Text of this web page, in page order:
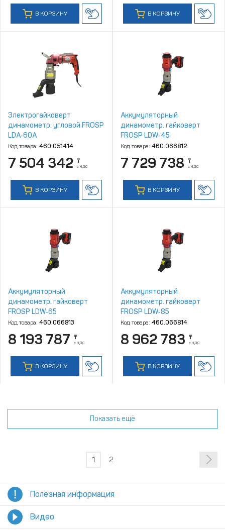
В КОРЗИНУ В КОРЗИНУ
Электрогайковерт
динамометр. угловой FROSP
LDA‑60A
Код товара: 460.051414
7 504 342 ₸
с НДС
В КОРЗИНУ
Аккумуляторный
динамометр. гайковерт
FROSP LDW‑45
Код товара: 460.066812
7 729 738 ₸
с НДС
В КОРЗИНУ
Аккумуляторный
динамометр. гайковерт
FROSP LDW‑65
Код товара: 460.066813
8 193 787 ₸
с НДС
В КОРЗИНУ
Аккумуляторный
динамометр. гайковерт
FROSP LDW‑85
Код товара: 460.066814
8 962 783 ₸
с НДС
В КОРЗИНУ
Показать ещё
1 2
Полезная информация
Видео